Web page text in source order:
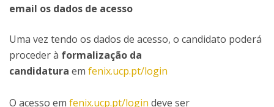
email os dados de acesso
Uma vez tendo os dados de acesso, o candidato poderá
proceder à formalização da
candidatura em fenix.ucp.pt/login
O acesso em fenix.ucp.pt/login deve ser